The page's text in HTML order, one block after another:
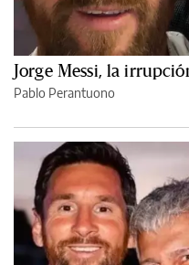
Jorge Messi, la
Pablo Perantuono